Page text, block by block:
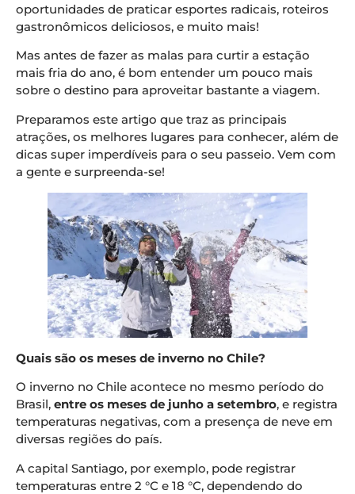
oportunidades de praticar esportes radicais, roteiros
gastronômicos deliciosos, e muito mais!
Mas antes de fazer as malas para curtir a estação
mais fria do ano, é bom entender um pouco mais
sobre o destino para aproveitar bastante a viagem.
Preparamos este artigo que traz as principais
atrações, os melhores lugares para conhecer, além de
dicas super imperdíveis para o seu passeio. Vem com
a gente e surpreenda-se!
Quais são os meses de inverno no Chile?
O inverno no Chile acontece no mesmo período do
Brasil, entre os meses de junho a setembro, e registra
temperaturas negativas, com a presença de neve em
diversas regiões do país.
A capital Santiago, por exemplo, pode registrar
temperaturas entre 2 °C e 18 °C, dependendo do